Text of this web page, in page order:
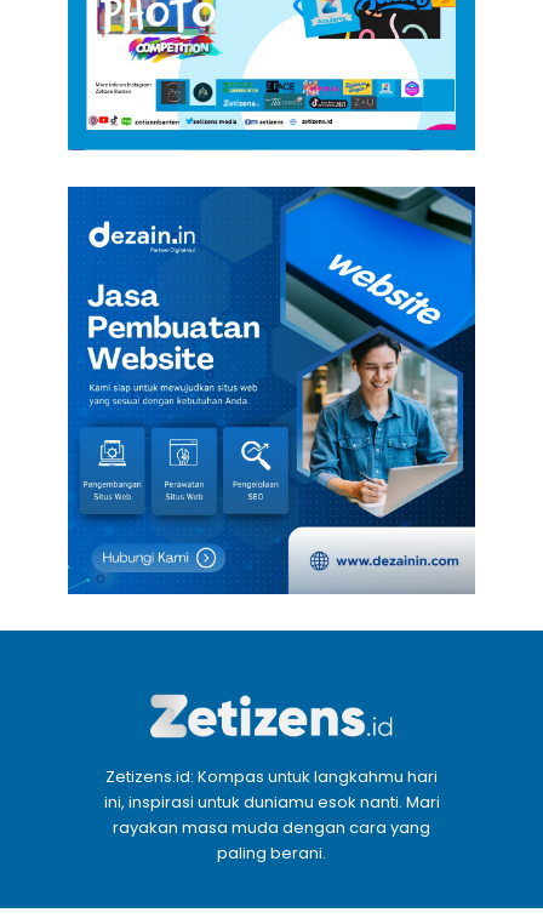
Zetizens.id: Kompas untuk langkahmu hari
ini, inspirasi untuk duniamu esok nanti. Mari
rayakan masa muda dengan cara yang
paling berani.